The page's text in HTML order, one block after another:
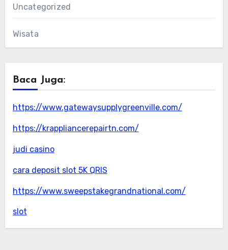
Uncategorized
Wisata
Baca Juga:
https://www.gatewaysupplygreenville.com/
https://krappliancerepairtn.com/
judi casino
cara deposit slot 5K QRIS
https://www.sweepstakegrandnational.com/
slot